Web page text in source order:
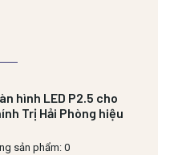
hình LED P2.5 cho
Trị Hải Phòng hiệu
sản phẩm: 0